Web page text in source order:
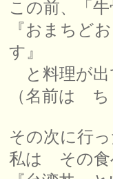
この前、「
『おまちど
す』
と料理が出
（名前は
その次に行
私は その食